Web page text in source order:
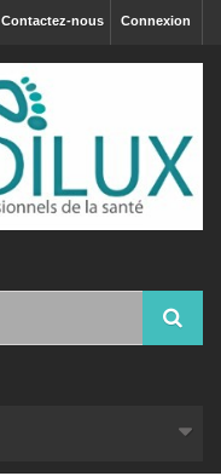
Connexion
Contactez-nous